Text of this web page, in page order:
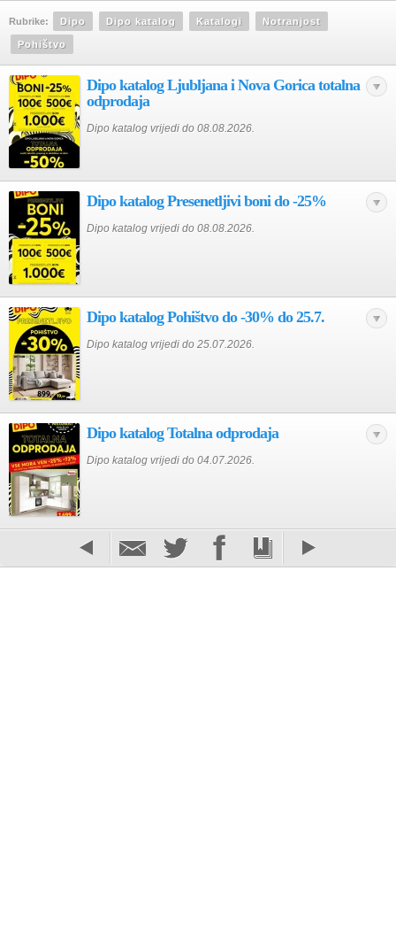
Rubrike: Dipo Dipo katalog Katalogi Notranjost
Pohištvo
Dipo katalog Ljubljana i Nova Gorica totalna
odprodaja
Dipo katalog vrijedi do 08.08.2026.
Dipo katalog Presenetljivi boni do -25%
Dipo katalog vrijedi do 08.08.2026.
Dipo katalog Pohištvo do -30% do 25.7.
Dipo katalog vrijedi do 25.07.2026.
Dipo katalog Totalna odprodaja
Dipo katalog vrijedi do 04.07.2026.